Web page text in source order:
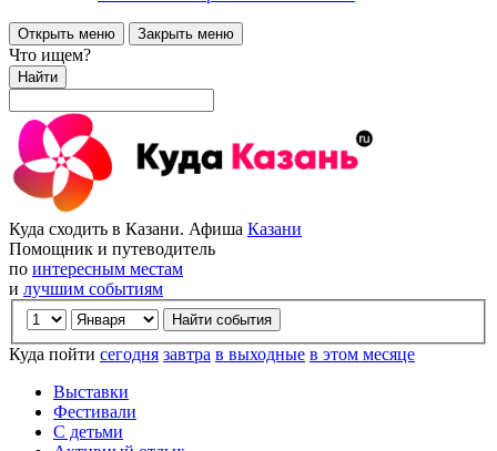
Открыть меню Закрыть меню
Что ищем?
Найти
Куда сходить в Казани. Афиша Казани
Помощник и путеводитель
по интересным местам
и лучшим событиям
Куда пойти сегодня завтра в выходные в этом месяце
Выставки
Фестивали
С детьми